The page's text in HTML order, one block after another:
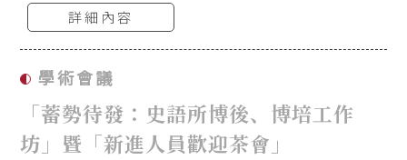
詳細內容
學術會議
「蓄勢待發：史語所博後、博培工作
坊」暨「新進人員歡迎茶會」